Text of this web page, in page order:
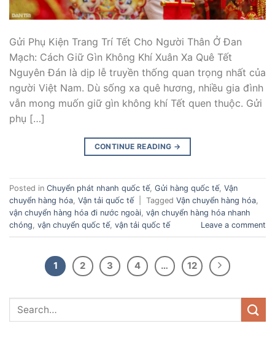
Gửi Phụ Kiện Trang Trí Tết Cho Người Thân Ở Đan
Mạch: Cách Giữ Gìn Không Khí Xuân Xa Quê Tết
Nguyên Đán là dịp lễ truyền thống quan trọng nhất của
người Việt Nam. Dù sống xa quê hương, nhiều gia đình
vẫn mong muốn giữ gìn không khí Tết quen thuộc. Gửi
phụ […]
CONTINUE READING →
Posted in Chuyển phát nhanh quốc tế, Gửi hàng quốc tế, Vận
chuyển hàng hóa, Vận tải quốc tế Tagged Vận chuyển hàng hóa,
vận chuyển hàng hóa đi nước ngoài, vận chuyển hàng hóa nhanh
chóng, vận chuyển quốc tế, vận tải quốc tế Leave a comment
1 2 3 4 … 12